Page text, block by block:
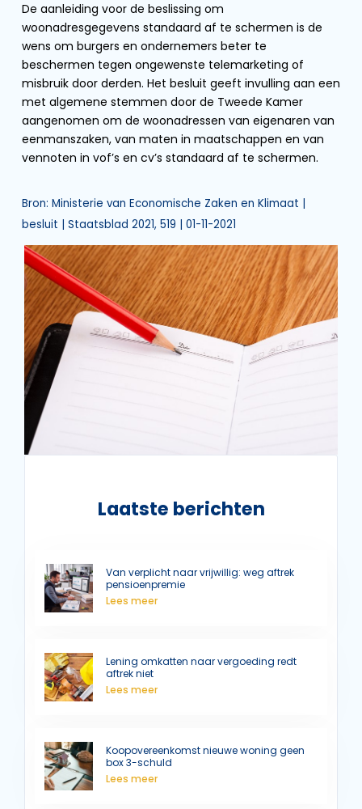
De aanleiding voor de beslissing om
woonadresgegevens standaard af te schermen is de
wens om burgers en ondernemers beter te
beschermen tegen ongewenste telemarketing of
misbruik door derden. Het besluit geeft invulling aan een
met algemene stemmen door de Tweede Kamer
aangenomen om de woonadressen van eigenaren van
eenmanszaken, van maten in maatschappen en van
vennoten in vof’s en cv’s standaard af te schermen.
Bron: Ministerie van Economische Zaken en Klimaat |
besluit | Staatsblad 2021, 519 | 01-11-2021
Laatste berichten
Van verplicht naar vrijwillig: weg aftrek
pensioenpremie
Lees meer
Lening omkatten naar vergoeding redt
aftrek niet
Lees meer
Koopovereenkomst nieuwe woning geen
box 3-schuld
Lees meer